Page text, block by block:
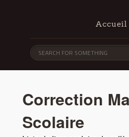
Accueil
Correction
Scolaire